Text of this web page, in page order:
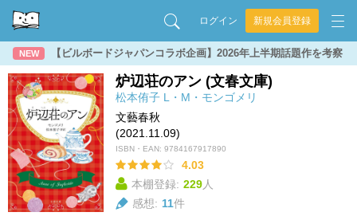
ログイン 新規会員登録
NEW 【ビルボードジャパンコラボ企画】2026年上半期話題作を考察
炉辺荘のアン (文春文庫)
松本侑子 L・M・モンゴメリ
文藝春秋
(2021.11.09)
ISBN・EAN: 9784167917890
4.03
本棚登録: 229人
感想: 11件